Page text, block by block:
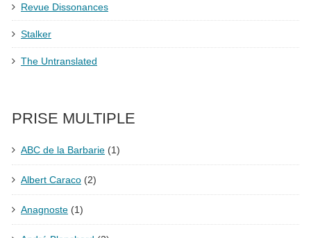
Revue Dissonances
Stalker
The Untranslated
PRISE MULTIPLE
ABC de la Barbarie (1)
Albert Caraco (2)
Anagnoste (1)